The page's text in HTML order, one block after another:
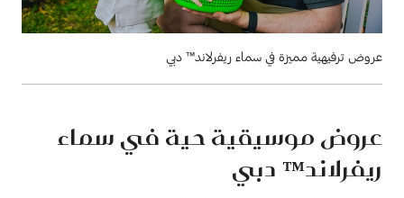
عروض ترفيهية مميزة في سماء ريفرلاند™ دبي
عروض موسيقية حية في سماء
ريفرلاند™ دبي